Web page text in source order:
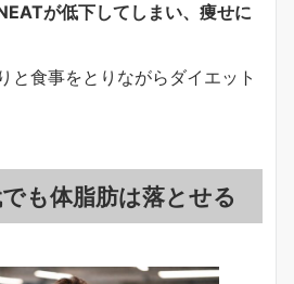
が低下してしまい、痩せに
と食事をとりながらダイエット
も体脂肪は落とせる